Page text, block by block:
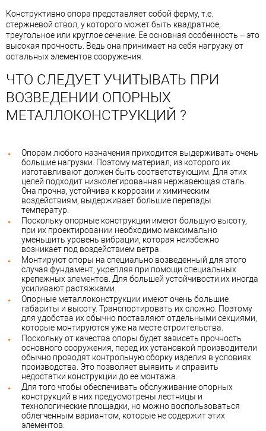
Конструктивно опора представляет собой ферму, т.е.
стержневой ствол, у которого может быть квадратное,
треугольное или круглое сечение. Ее основная особенность – это
высокая прочность. Ведь она принимает на себя нагрузку от
остальных элементов сооружения.
ЧТО СЛЕДУЕТ УЧИТЫВАТЬ ПРИ
ВОЗВЕДЕНИИ ОПОРНЫХ
МЕТАЛЛОКОНСТРУКЦИЙ ?
Опорам любого назначения приходится выдерживать очень
большие нагрузки. Поэтому материал, из которого их
изготавливают должен быть соответствующим. Для этих
целей подходит низколегированная нержавеющая сталь.
Она прочна, устойчива к коррозии и химическим
воздействиям, выдерживает большие перепады
температур.
Поскольку опорные конструкции имеют большую высоту,
при их проектировании необходимо максимально
уменьшить уровень вибрации, которая неизбежно
возникает под воздействием ветра.
Монтируют опоры на специально возведенный для этого
случая фундамент, укрепляя при помощи специальных
крепежных элементов. Для большей устойчивости их иногда
усиливают растяжками.
Опорные металлоконструкции имеют очень большие
габариты и высоту. Транспортировать их сложно. Поэтому
для удобства их обычно поставляют отдельными секциями,
которые монтируются уже на месте строительства.
Поскольку от качества опоры будет зависеть прочность
основного сооружения, перед их установкой производители
обычно проводят контрольную сборку изделия в условиях
производства. Это позволяет выявить и справить
недостатки конструкции до ее монтажа.
Для того чтобы обеспечивать обслуживание опорных
конструкций в них предусмотрены лестницы и
технологические площадки, но можно воспользоваться
облегченным вариантом, которые не содержит этих
элементов.